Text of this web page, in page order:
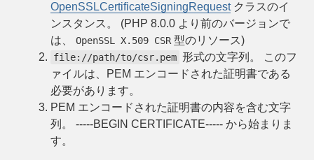
OpenSSLCertificateSigningRequestクラスのイ
ンスタンス。 (PHP 8.0.0 より前のバージョンで
は、 OpenSSL X.509 CSR 型のリソース)
file://path/to/csr.pem 形式の文字列。 このフ
ァイルは、PEM エンコードされた証明書である
必要があります。
PEM エンコードされた証明書の内容を含む文字
列。 -----BEGIN CERTIFICATE----- から始まりま
す。